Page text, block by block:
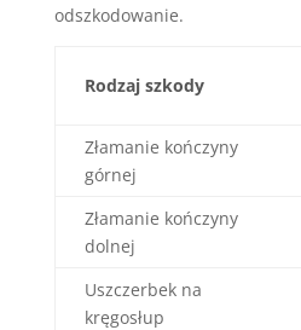
odszkodowanie.
Rodzaj szkody
Złamanie kończyny
górnej
Złamanie kończyny
dolnej
Uszczerbek na
kręgosłup